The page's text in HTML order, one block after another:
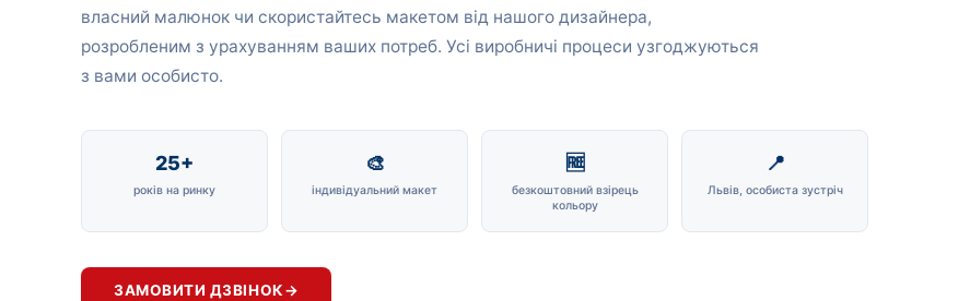
власний малюнок чи скористайтесь макетом від нашого дизайнера,
розробленим з урахуванням ваших потреб. Усі виробничі процеси узгоджуються
з вами особисто.
25+
років на ринку
🎨
індивідуальний макет
🆓
безкоштовний взірець
кольору
📍
Львів, особиста зустріч
ЗАМОВИТИ ДЗВІНОК→